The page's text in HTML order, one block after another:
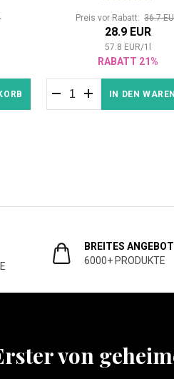
Preis vor Rabatt:36.7
28.9 EUR
57.8 EUR/1
RABATT 21%
IN DEN
BREITES ANGEBOT
6000+ PRODUKTE
von